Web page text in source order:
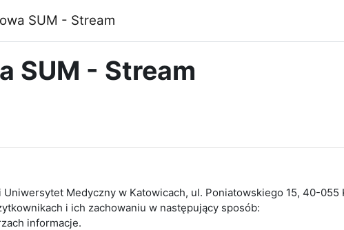
SUM - Stream
SUM - Stream
Medyczny w Katowicach, ul. Poniatowskiego 15, 40-055
i ich zachowaniu w następujący sposób:
informacje.